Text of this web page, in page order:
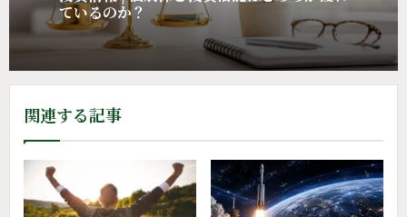
投資情報 | 個別株と投資信託はどちらが優れ
ているのか？
金融リテラシー | テンバガー株より “大きな
リターン”をくれたもの
関連する記事